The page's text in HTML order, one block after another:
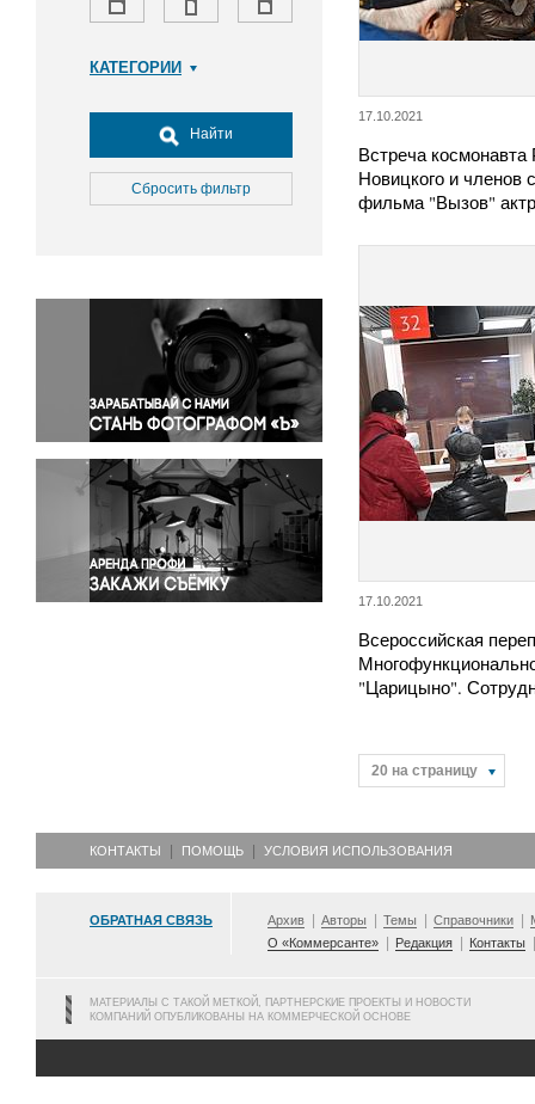
КАТЕГОРИИ
Досуг, туризм и отдых
Культура
Медицина
Окружающая среда
Политика
Правосудие
Происшествия и конфликты
Религия
Светская жизнь
Спорт
Экология
Экономика и бизнес
Найти
Сбросить фильтр
17.10.2021
Встреча
Новицкого и членов
фильма "Вызов"
17.10.2021
Всероссийская
"Царицыно".
20 на страницу
КОНТАКТЫ ПОМОЩЬ УСЛОВИЯ ИСПОЛЬЗОВАНИЯ
ОБРАТНАЯ СВЯЗЬ Архив Авторы Темы Справочники
О «Коммерсанте»
Редакция Контакты
МАТЕРИАЛЫ С ТАКОЙ МЕТКОЙ, ПАРТНЕРСКИЕ ПРОЕКТЫ И НОВОСТИ
КОМПАНИЙ ОПУБЛИКОВАНЫ НА КОММЕРЧЕСКОЙ ОСНОВЕ